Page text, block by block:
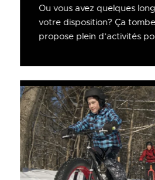
Ou vous avez quelques
votre disposition? Ça
propose plein d’activités